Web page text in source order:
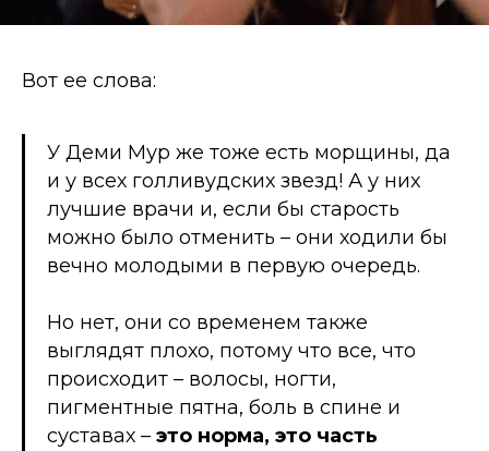
Вот ее слова:
У Деми Мур же тоже есть морщины, да
и у всех голливудских звезд! А у них
лучшие врачи и, если бы старость
можно было отменить – они ходили бы
вечно молодыми в первую очередь.
Но нет, они со временем также
выглядят плохо, потому что все, что
происходит – волосы, ногти,
пигментные пятна, боль в спине и
суставах – это норма, это часть